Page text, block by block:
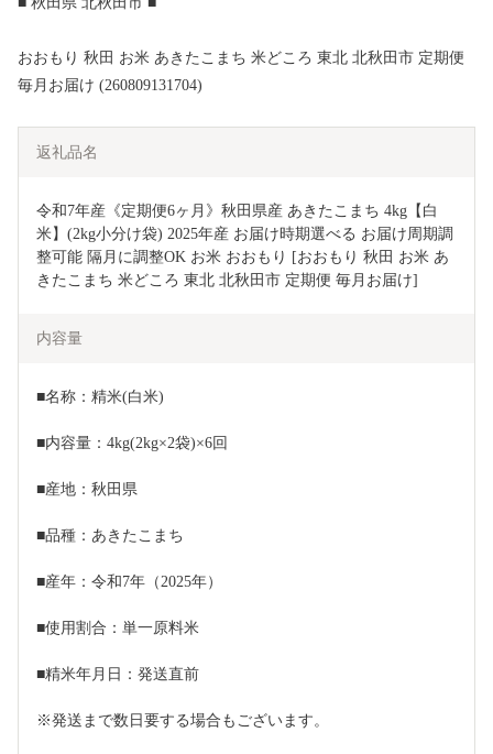
おおもり 秋田 お米 あきたこまち 米どころ 東北 北秋田市 定期便
毎月お届け (260809131704)
返礼品名
令和7年産《定期便6ヶ月》秋田県産 あきたこまち 4kg【白
米】(2kg小分け袋) 2025年産 お届け時期選べる お届け周期調
整可能 隔月に調整OK お米 おおもり [おおもり 秋田 お米 あ
きたこまち 米どころ 東北 北秋田市 定期便 毎月お届け]
内容量
■名称：精米(白米)
■内容量：4kg(2kg×2袋)×6回
■産地：秋田県
■品種：あきたこまち
■産年：令和7年（2025年）
■使用割合：単一原料米
■精米年月日：発送直前
※発送まで数日要する場合もございます。